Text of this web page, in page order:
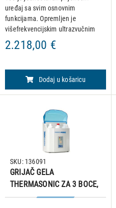
uređaj sa svim osnovnim
funkcijama. Opremljen je
višefrekvencijskim ultrazvučnim
glavama i gumbima za sve
funkcije. Opis: Ultrazvuk -
MHz), 4 cm2
2.218,00 €
Dodaj u košaricu
GRIJAČ GELA
THERMASONIC ZA 3 BOCE,
bez LCD ekrana
SKU: 136091